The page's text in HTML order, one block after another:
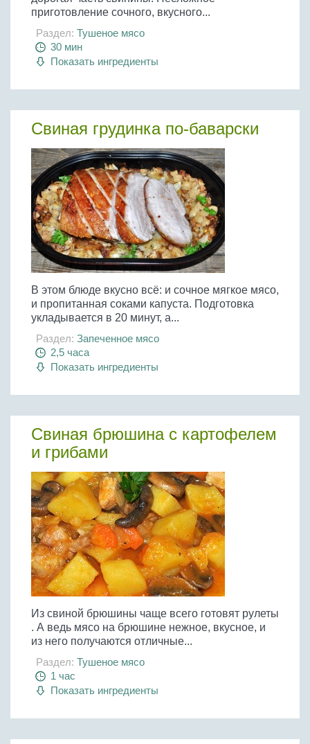
приготовление сочного, вкусного...
Раздел: Тушеное мясо
30 мин
Показать ингредиенты
Свиная грудинка по-баварски
В этом блюде вкусно всё: и сочное мягкое мясо,
и пропитанная соками капуста. Подготовка
укладывается в 20 минут, а...
Раздел: Запеченное мясо
2,5 часа
Показать ингредиенты
Свиная брюшина с картофелем
и грибами
Из свиной брюшины чаще всего готовят рулеты
. А ведь мясо на брюшине нежное, вкусное, и
из него получаются отличные...
Раздел: Тушеное мясо
1 час
Показать ингредиенты